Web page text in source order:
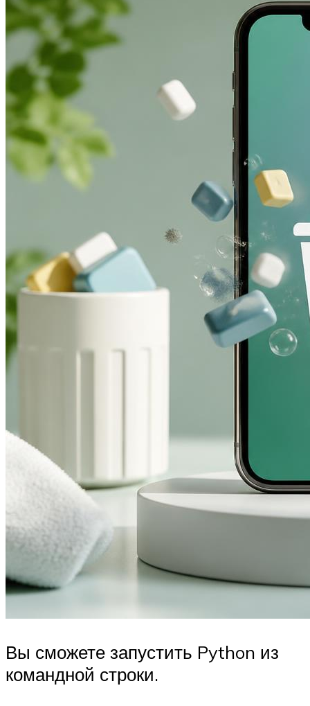
Вы сможете запустить Python из
командной строки.